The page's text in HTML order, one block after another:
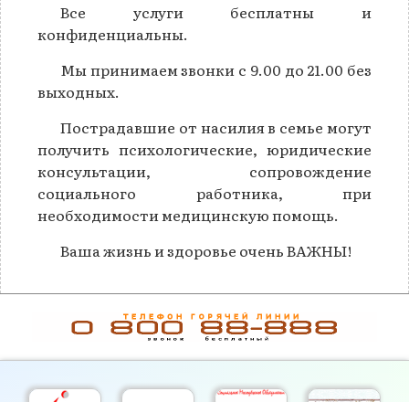
Все услуги бесплатны и
конфиденциальны.
Мы принимаем звонки с 9.00 до 21.00 без
выходных.
Пострадавшие от насилия в семье могут
получить психологические, юридические
консультации, сопровождение
социального работника, при
необходимости медицинскую помощь.
Ваша жизнь и здоровье очень ВАЖНЫ!